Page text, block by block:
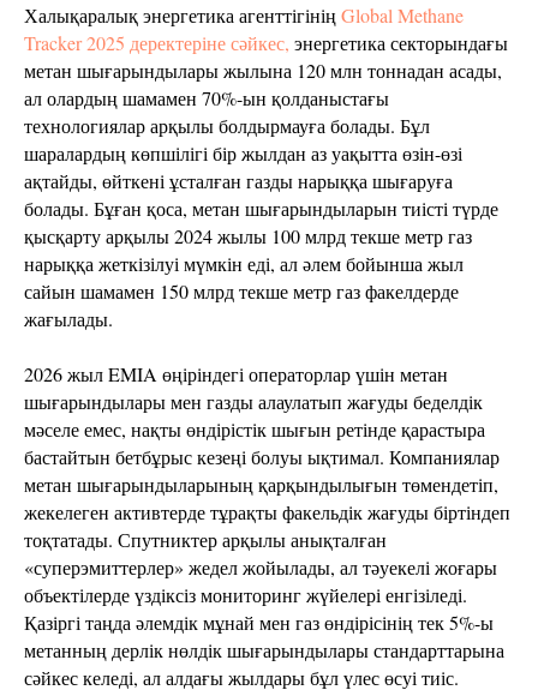
Халықаралық энергетика агенттігінің Global Methane
Tracker 2025 деректеріне сәйкес, энергетика секторындағы
метан шығарындылары жылына 120 млн тоннадан асады,
ал олардың шамамен 70%-ын қолданыстағы
технологиялар арқылы болдырмауға болады. Бұл
шаралардың көпшілігі бір жылдан аз уақытта өзін-өзі
ақтайды, өйткені ұсталған газды нарыққа шығаруға
болады. Бұған қоса, метан шығарындыларын тиісті түрде
қысқарту арқылы 2024 жылы 100 млрд текше метр газ
нарыққа жеткізілуі мүмкін еді, ал әлем бойынша жыл
сайын шамамен 150 млрд текше метр газ факелдерде
жағылады.
2026 жыл EMIA өңіріндегі операторлар үшін метан
шығарындылары мен газды алаулатып жағуды беделдік
мәселе емес, нақты өндірістік шығын ретінде қарастыра
бастайтын бетбұрыс кезеңі болуы ықтимал. Компаниялар
метан шығарындыларының қарқындылығын төмендетіп,
жекелеген активтерде тұрақты факельдік жағуды біртіндеп
тоқтатады. Спутниктер арқылы анықталған
«суперэмиттерлер» жедел жойылады, ал тәуекелі жоғары
объектілерде үздіксіз мониторинг жүйелері енгізіледі.
Қазіргі таңда әлемдік мұнай мен газ өндірісінің тек 5%-ы
метанның дерлік нөлдік шығарындылары стандарттарына
сәйкес келеді, ал алдағы жылдары бұл үлес өсуі тиіс.